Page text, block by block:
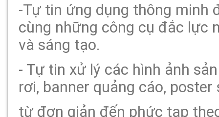
-Tự tin ứng dụng thông minh
cùng những công cụ đắc lực
và sáng tạo.
- Tự tin xử lý các hình ảnh
rơi, banner quảng cáo, poster
từ đơn giản đến phức tạp